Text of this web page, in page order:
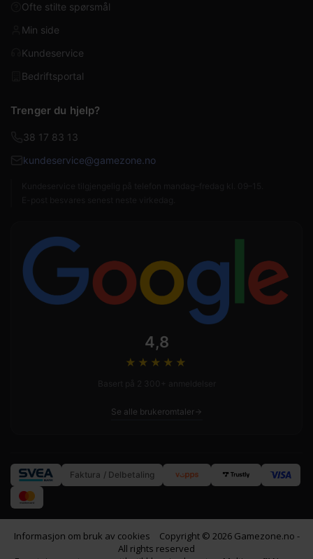
Ofte stilte spørsmål
Min side
Kundeservice
Bedriftsportal
Trenger du hjelp?
38 17 83 13
kundeservice@gamezone.no
4,8
★★★★ ★
Se alle brukeromtaler
Faktura / Delbetaling
Informasjon om bruk av cookies
Copyright © 2026 Gamezone.no -
All rights reserved